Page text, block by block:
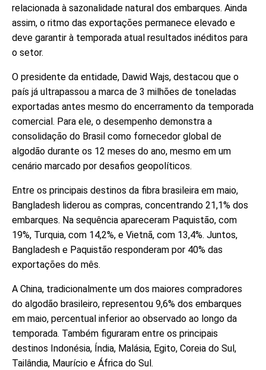
relacionada à sazonalidade natural dos embarques. Ainda
assim, o ritmo das exportações permanece elevado e
deve garantir à temporada atual resultados inéditos para
o setor.
O presidente da entidade, Dawid Wajs, destacou que o
país já ultrapassou a marca de 3 milhões de toneladas
exportadas antes mesmo do encerramento da temporada
comercial. Para ele, o desempenho demonstra a
consolidação do Brasil como fornecedor global de
algodão durante os 12 meses do ano, mesmo em um
cenário marcado por desafios geopolíticos.
Entre os principais destinos da fibra brasileira em maio,
Bangladesh liderou as compras, concentrando 21,1% dos
embarques. Na sequência apareceram Paquistão, com
19%, Turquia, com 14,2%, e Vietnã, com 13,4%. Juntos,
Bangladesh e Paquistão responderam por 40% das
exportações do mês.
A China, tradicionalmente um dos maiores compradores
do algodão brasileiro, representou 9,6% dos embarques
em maio, percentual inferior ao observado ao longo da
temporada. Também figuraram entre os principais
destinos Indonésia, Índia, Malásia, Egito, Coreia do Sul,
Tailândia, Maurício e África do Sul.